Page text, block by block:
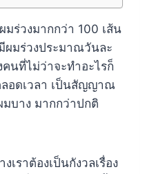
มร่วงมากกว่า 100 เส้น
ผมร่วงประมาณวันละ
นที่ไม่ว่าจะทำอะไรก็
ลอดเวลา เป็นสัญญาณ
มบาง มากกว่าปกติ
ราต้องเป็นกังวลเรื่อง